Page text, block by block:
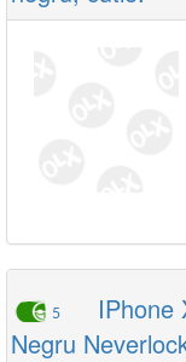
5
IPhone
Negru